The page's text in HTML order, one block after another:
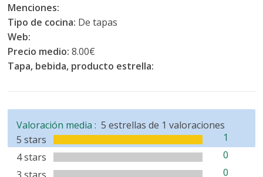
Menciones:
Tipo de cocina: De tapas
Web:
Precio medio:8.00€
Tapa, bebida, producto estrella:
Valoración media :
5 stars
1
4 stars
0
0
5 estrellas de 1 valoraciones